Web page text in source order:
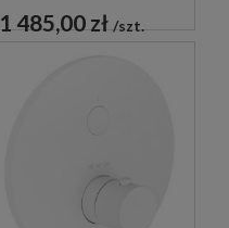
TERMOSTATYCZNA
ZE SŁUCHAWKĄ
1 485,00 zł szt.